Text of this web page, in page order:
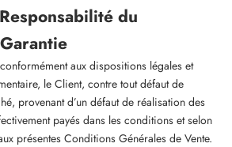
du
aux dispositions légales et
le Client, contre tout défaut de
provenant d’un défaut de réalisation des
payés dans les conditions et selon
présentes Conditions Générales de Vente.